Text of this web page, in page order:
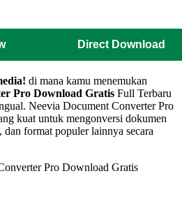
Direct Download
di mana kamu menemukan
Pro Download Gratis Full Terbaru
Neevia Document Converter Pro
kuat untuk mengonversi dokumen
format populer lainnya secara